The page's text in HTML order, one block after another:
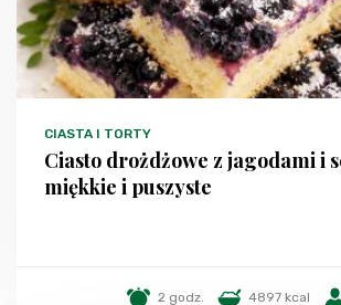
CIASTA I TORTY
Ciasto drożdżowe z jagodami i
miękkie i puszyste
2 godz. 4897 kcal